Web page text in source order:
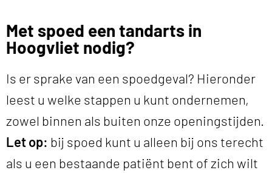
Met spoed een tandarts in
Hoogvliet nodig?
Is er sprake van een spoedgeval? Hieronder
leest u welke stappen u kunt ondernemen,
zowel binnen als buiten onze openingstijden.
Let op: bij spoed kunt u alleen bij ons terecht
als u een bestaande patiënt bent of zich wilt